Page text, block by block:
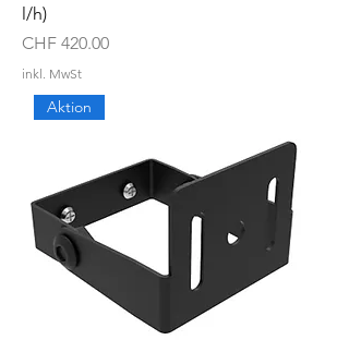
l/h)
Preis
CHF 420.00
inkl. MwSt
Aktion